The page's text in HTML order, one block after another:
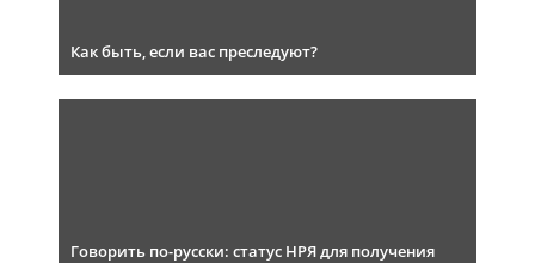
Как быть, если вас преследуют?
Говорить по-русски: статус НРЯ для получения